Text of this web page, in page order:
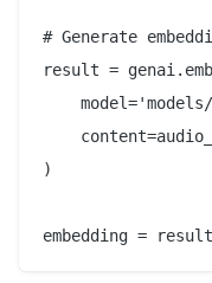
# Generate
result =
)